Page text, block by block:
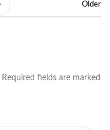
Older
Required fields are marked